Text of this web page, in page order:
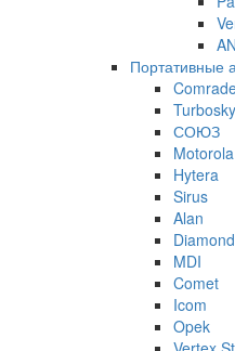
Портативные
Turbosky
СОЮЗ
Motorola
Hytera
Sirus
Alan
Diamond
MDI
Comet
Icom
Opek